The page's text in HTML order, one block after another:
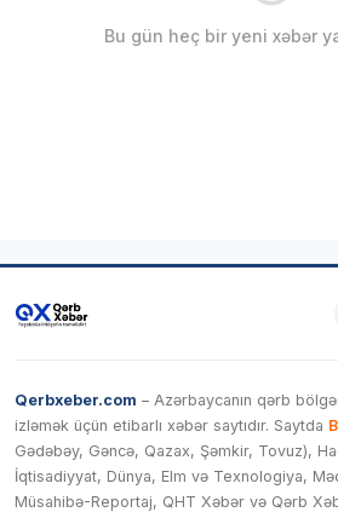
Bu gün heç bir yeni xəbər
Qerbxeber.com – Azərbaycanın qərb
izləmək üçün etibarlı xəbər saytıdır. Saytda
Gədəbəy, Gəncə, Qazax, Şəmkir, Tovuz),
İqtisadiyyat, Dünya, Elm və Texnologiya,
Müsahibə-Reportaj, QHT Xəbər və Qərb